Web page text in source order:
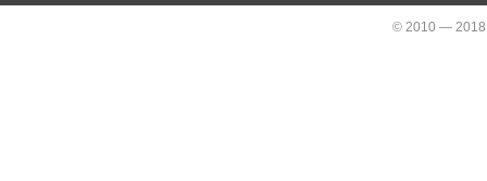
© 2010 — 2018,